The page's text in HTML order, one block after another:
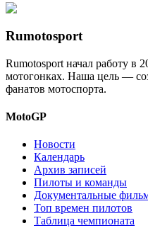
Rumotosport
Rumotosport начал работу в
мотогонках. Наша цель —
фанатов мотоспорта.
MotoGP
Новости
Календарь
Архив записей
Пилоты и команды
Документальные
Топ времен пилотов
Таблица чемпионата